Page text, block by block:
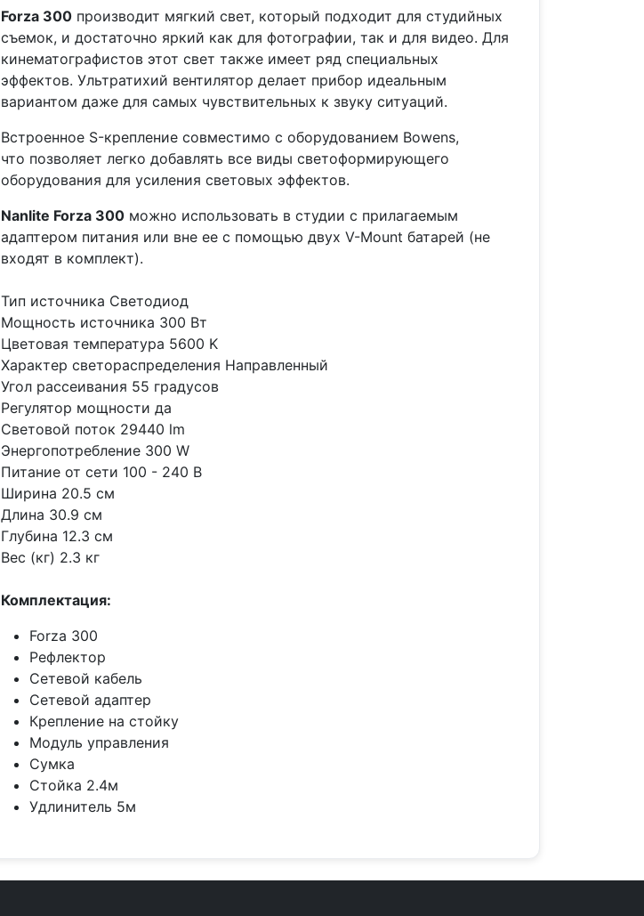
Forza 300производит мягкий свет, который подходит для студийных
съемок, и достаточно яркий как для фотографии, так и для видео. Для
кинематографистов этот свет также имеет ряд специальных
эффектов. Ультратихий вентилятор делает прибор идеальным
вариантом даже для самых чувствительных к звуку ситуаций.
Встроенное S-крепление совместимо с оборудованием Bowens,
что позволяет легко добавлять все виды светоформирующего
оборудования для усиления световых эффектов.
Nanlite Forza 300можно использовать в студии с прилагаемым
адаптером питания или вне ее с помощью двух V-Mount батарей (не
входят в комплект).
Тип источника Светодиод
Мощность источника 300 Вт
Цветовая температура 5600 K
Характер светораспределения Направленный
Угол рассеивания 55 градусов
Регулятор мощности да
Световой поток 29440 lm
Энергопотребление 300 W
Питание от сети 100 - 240 В
Ширина 20.5 см
Длина 30.9 см
Глубина 12.3 см
Вес (кг) 2.3 кг
Комплектация:
Forza 300
Рефлектор
Сетевой кабель
Сетевой адаптер
Крепление на стойку
Модуль управления
Сумка
Стойка 2.4м
Удлинитель 5м